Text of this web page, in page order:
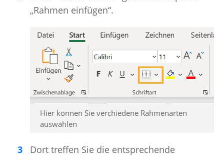
„Rahmen einfügen“.
Hier können Sie verchiedene Rahmenarten
auswählen
Dort treffen Sie die entsprechende